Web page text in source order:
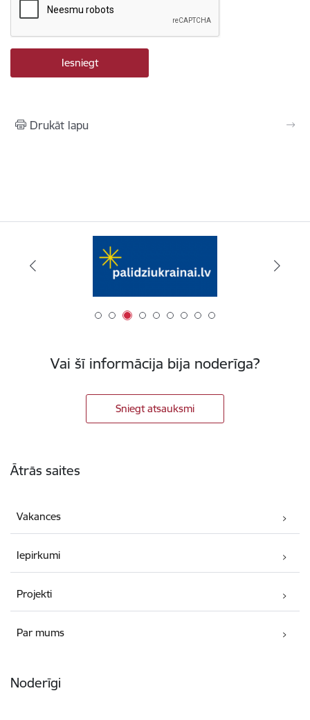
Drukāt lapu
Vai šī informācija bija noderīga?
Sniegt atsauksmi
Ātrās saites
Vakances
Iepirkumi
Projekti
Par mums
Noderīgi